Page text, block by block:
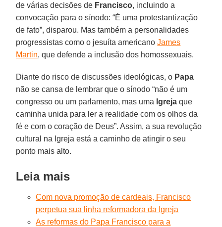
de várias decisões de Francisco, incluindo a
convocação para o sínodo: “É uma protestantização
de fato”, disparou. Mas também a personalidades
progressistas como o jesuíta americanoJames
Martin, que defende a inclusão dos homossexuais.
Diante do risco de discussões ideológicas, o Papa
não se cansa de lembrar que o sínodo “não é um
congresso ou um parlamento, mas uma Igreja que
caminha unida para ler a realidade com os olhos da
fé e com o coração de Deus”. Assim, a sua revolução
cultural na Igreja está a caminho de atingir o seu
ponto mais alto.
Leia mais
Com nova promoção de cardeais, Francisco
perpetua sua linha reformadora da Igreja
As reformas do Papa Francisco para a